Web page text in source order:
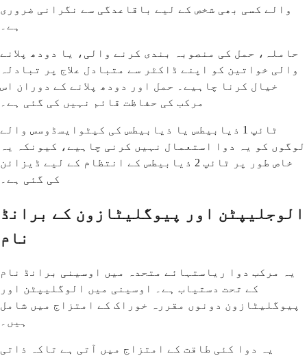
والے کسی بھی شخص کے لیے باقاعدگی سے نگرانی ضروری
ہے۔
حاملہ، حمل کی منصوبہ بندی کرنے والی، یا دودھ پلانے
والی خواتین کو اپنے ڈاکٹر سے متبادل علاج پر تبادلہ
خیال کرنا چاہیے۔ حمل اور دودھ پلانے کے دوران اس
مرکب کی حفاظت قائم نہیں کی گئی ہے۔
ٹائپ 1 ذیابیطس یا ذیابیطس کی کیٹوایسڈوسس والے
لوگوں کو یہ دوا استعمال نہیں کرنی چاہیے، کیونکہ یہ
خاص طور پر ٹائپ 2 ذیابیطس کے انتظام کے لیے ڈیزائن
کی گئی ہے۔
الوجلیپٹن اور پیوگلیٹازون کے برانڈ
نام
یہ مرکب دوا ریاستہائے متحدہ میں اوسینی برانڈ نام
کے تحت دستیاب ہے۔ اوسینی میں الوگلیپٹن اور
پیوگلیٹازون دونوں مقررہ خوراک کے امتزاج میں شامل
ہیں۔
یہ دوا کئی طاقت کے امتزاج میں آتی ہے تاکہ ذاتی